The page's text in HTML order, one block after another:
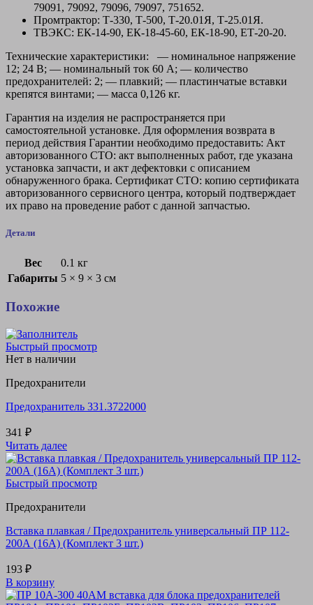
79091, 79092, 79096, 79097, 751652.
Промтрактор: Т-330, Т-500, Т-20.01Я, Т-25.01Я.
ТВЭКС: ЕК-14-90, ЕК-18-45-60, ЕК-18-90, ЕТ-20-20.
Технические характеристики: — номинальное напряжение
12; 24 В; — номинальный ток 60 А; — количество
предохранителей: 2; — плавкий; — пластинчатые вставки
крепятся винтами; — масса 0,126 кг.
Гарантия на изделия не распространяется при
самостоятельной установке. Для оформления возврата в
период действия Гарантии необходимо предоставить: Акт
авторизованного СТО: акт выполненных работ, где указана
установка запчасти, и акт дефектовки с описанием
обнаруженного брака. Сертификат СТО: копию сертификата
авторизованного сервисного центра, который подтверждает
их право на проведение работ с данной запчастью.
Детали
Вес
0.1 кг
Габариты 5 × 9 × 3 см
Похожие
Быстрый просмотр
Нет в наличии
Предохранители
Предохранитель 331.3722000
341 ₽
Читать далее
Быстрый просмотр
Предохранители
Вставка плавкая / Предохранитель универсальный ПР 112-
200А (16А) (Комплект 3 шт.)
193 ₽
В корзину